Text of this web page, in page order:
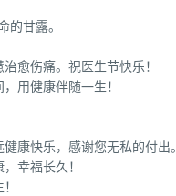
甘露。
愈伤痛。祝医生节快乐！
用健康伴随一生！
康快乐，感谢您无私的付出。
幸福长久！